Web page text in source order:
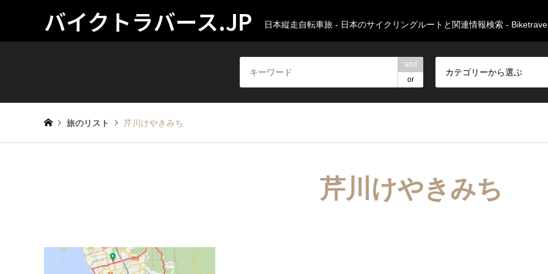
バイクトラバース.JP 日本縦走自転車旅 - 日本のサイクリングルートと関連情報検索 -
and
or
カテゴリーから選ぶ
旅のリスト 芹川けやきみち
芹川けやきみち